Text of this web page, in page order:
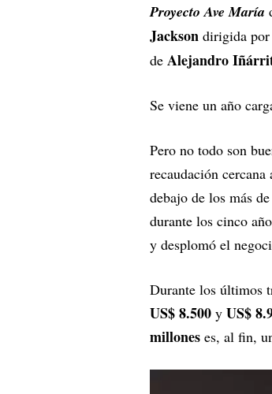
Proyecto Ave María
Jackson dirigida por
de Alejandro
Se viene un año
Pero no todo son
recaudación cercana
debajo de los más de
durante los cinco
y desplomó el
Durante los últimos
US$ 8.500 y US$
millones es, al fin,